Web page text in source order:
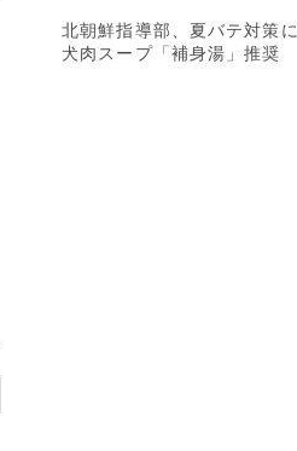
北朝鮮指導部、夏バテ対策に
犬肉スープ「補身湯」推奨